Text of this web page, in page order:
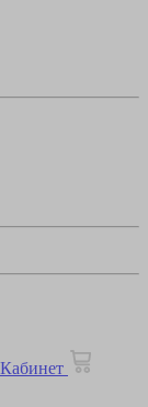
Кабинет